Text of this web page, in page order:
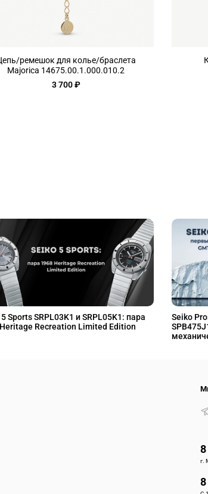
ремешок для колье/браслета
Majorica 14675.00.1.000.010.2
3 700 ₽
Sports SRPL03K1 и SRPL05K1: пара
Recreation Limited Edition
Seiko
г.